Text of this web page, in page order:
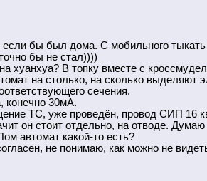
бы был дома. С мобильного
бы не стал))))
хуанхуа? В топку вместе с
на столько, на сколько выделяют
сечения.
конечно 30мА.
ТС, уже проведён, провод СИП 16
он стоит отдельно, на отводе.
автомат какой-то есть?
не понимаю, как можно не